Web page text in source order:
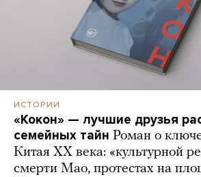
ИСТОРИИ
«Кокон» — лучшие друзья
семейных тайн Роман о
Китая XX века: «культурной
смерти Мао, протестах на